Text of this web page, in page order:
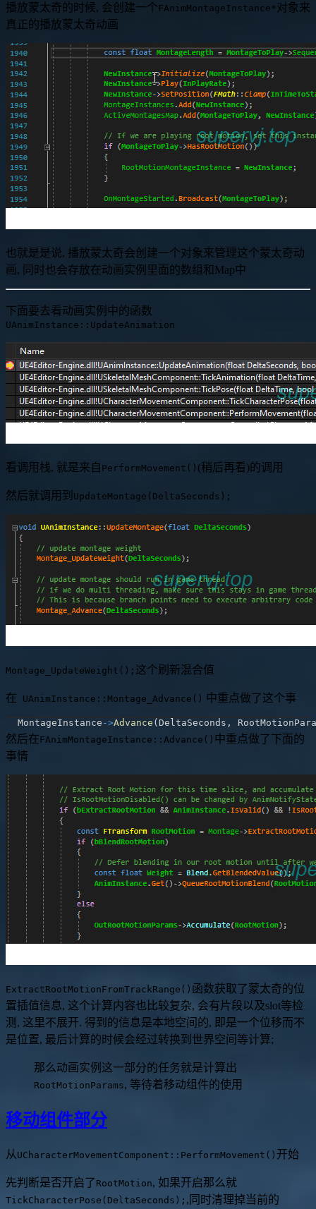
播放蒙太奇的时候, 会创建一个FAnimMontageInstance* 对象来
真正的播放蒙太奇动画
也就是是说, 播放蒙太奇会创建一个对象来管理这个蒙太奇动
画, 同时也会存放在动画实例里面的数组和Map中
下面要去看动画实例中的函数
UAnimInstance::UpdateAnimation
看调用栈, 就是来自 PerformMovement() (稍后再看)的调用
然后就调用到 UpdateMontage(DeltaSeconds);
Montage_UpdateWeight(); 这个刷新混合值
在 UAnimInstance::Montage_Advance() 中重点做了这个事
MontageInstance ->Advance ( DeltaSeconds ,
然后在FAnimMontageInstance::Advance() 中重点做了下面的
事情
ExtractRootMotionFromTrackRange() 函数获取了蒙太奇的位
置插值信息, 这个计算内容也比较复杂, 会有片段以及slot等检
测, 这里不展开. 得到的信息是本地空间的, 即是一个位移而不
是位置, 最后计算的时候会经过转换到世界空间等计算;
那么动画实例这一部分的任务就是计算出
RootMotionParams, 等待着移动组件的使用
移动组件部分
从 UCharacterMovementComponent::PerformMovement() 开始
先判断是否开启了 RootMotion, 如果开启那么就
TickCharacterPose(DeltaSeconds); ,同时清理掉当前的